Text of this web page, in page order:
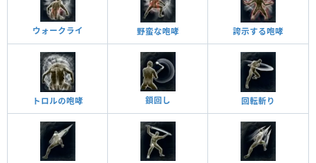
ウォークライ 野蛮な咆哮 誇示する咆哮
トロルの咆哮 鎖回し 回転斬り